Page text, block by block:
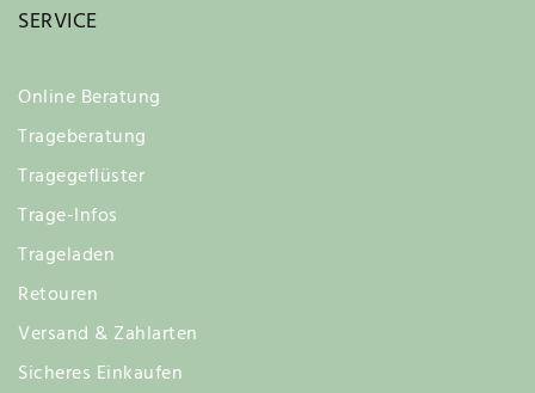
SERVICE
Online Beratung
Trageberatung
Tragegeflüster
Trage-Infos
Trageladen
Retouren
Versand & Zahlarten
Sicheres Einkaufen